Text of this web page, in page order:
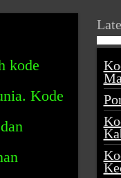
kode
Kode